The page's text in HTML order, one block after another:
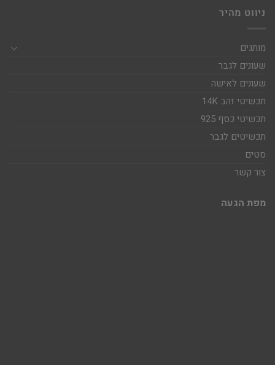
ניווט מהיר
מותגים
שעונים לגבר
שעונים לאישה
תכשיטי זהב 14K
תכשיטי כסף 925
תכשיטים לגבר
סטים
צור קשר
מפת הגעה